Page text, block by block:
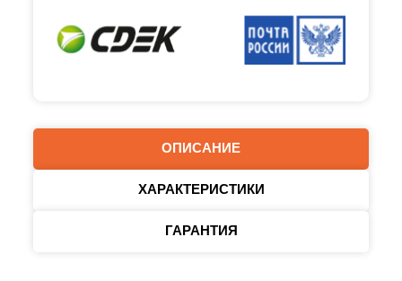
ОПИСАНИЕ
ХАРАКТЕРИСТИКИ
ГАРАНТИЯ